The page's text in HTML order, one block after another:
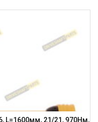
L=1600мм, 21/21, 970Нм,